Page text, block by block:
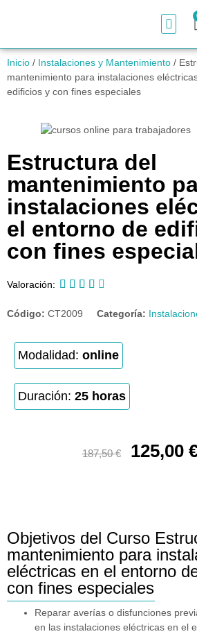
Inicio / Instalaciones y Mantenimiento /
mantenimiento para instalaciones
edificios y con fines especiales
Estructura del
mantenimiento
instalaciones
el entorno de
con fines
Valoración:     
Código: CT2009 Categoría:
Modalidad: online
Duración: 25 horas
187,50€ 125,00
Objetivos del Curso
mantenimiento para
eléctricas en el entorno
con fines especiales
Reparar averías o disfunciones
en las instalaciones eléctricas en el